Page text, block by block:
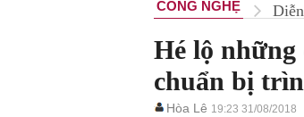
CÔNG NGHỆ
Hé lộ những
chuẩn bị
Hòa Lê 19:23 31/08/2018